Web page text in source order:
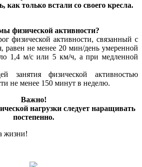
как только встали со своего кресла.
физической активности?
физической активности, связанный с
равен не менее 20 мин/день умеренной
1,4 м/с или 5 км/ч, а при медленной
занятия физической активностью
не менее 150 минут в неделю.
Важно!
нагрузки следует наращивать
постепенно.
жизни!